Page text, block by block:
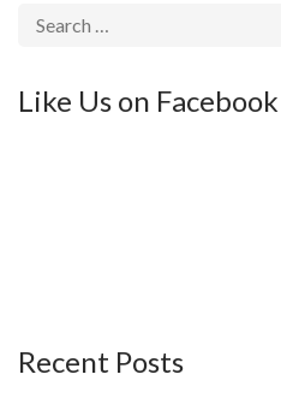
Like Us on Facebook
Recent Posts